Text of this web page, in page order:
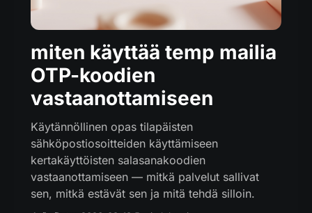
miten käyttää temp mailia
OTP-koodien
vastaanottamiseen
Käytännöllinen opas tilapäisten
sähköpostiosoitteiden käyttämiseen
kertakäyttöisten salasanakoodien
vastaanottamiseen — mitkä palvelut sallivat
sen, mitkä estävät sen ja mitä tehdä silloin.